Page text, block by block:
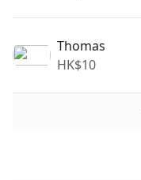
Thomas
HK$10